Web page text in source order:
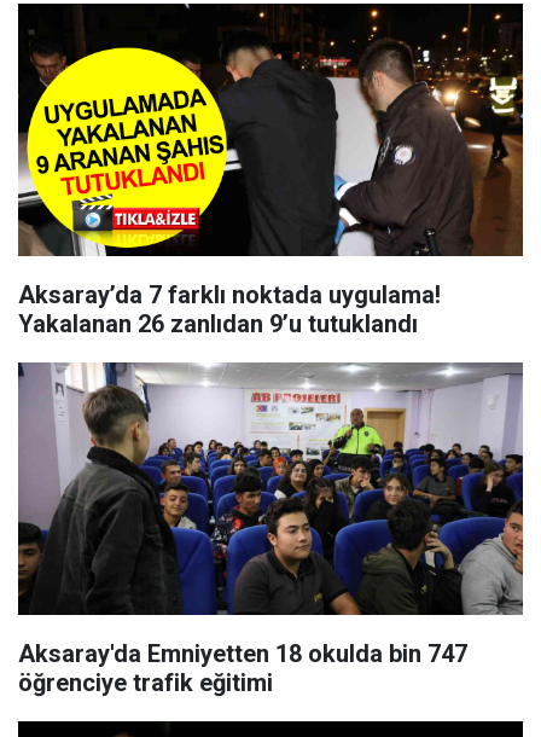
Aksaray’da 7 farklı noktada uygulama!
Yakalanan 26 zanlıdan 9’u tutuklandı
Aksaray'da Emniyetten 18 okulda bin 747
öğrenciye trafik eğitimi